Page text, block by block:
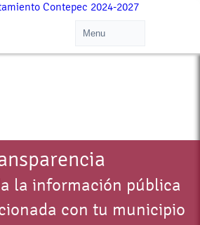
la información pública
con tu municipio